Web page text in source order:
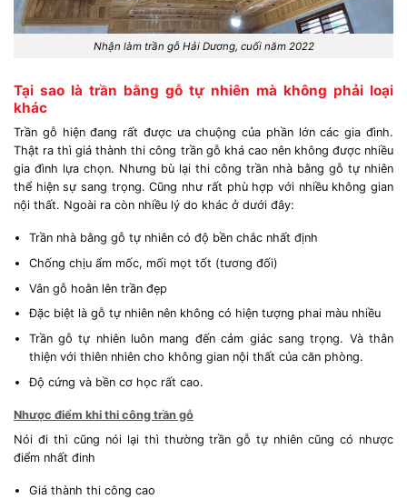
Nhận làm trần gỗ Hải Dương, cuối năm 2022
Tại sao là trần bằng gỗ tự nhiên mà không phải loại
khác
Trần gỗ hiện đang rất được ưa chuộng của phần lớn các gia đình.
Thật ra thì giá thành thi công trần gỗ khá cao nên không được nhiều
gia đình lựa chọn. Nhưng bù lại thi công trần nhà bằng gỗ tự nhiên
thể hiện sự sang trọng. Cũng như rất phù hợp với nhiều không gian
nội thất. Ngoài ra còn nhiều lý do khác ở dưới đây:
Trần nhà bằng gỗ tự nhiên có độ bền chắc nhất định
Chống chịu ẩm mốc, mối mọt tốt (tương đối)
Vân gỗ hoằn lên trần đẹp
Đặc biệt là gỗ tự nhiên nên không có hiện tượng phai màu nhiều
Trần gỗ tự nhiên luôn mang đến cảm giác sang trọng. Và thân
thiện với thiên nhiên cho không gian nội thất của căn phòng.
Độ cứng và bền cơ học rất cao.
Nhược điểm khi thi công trần gỗ
Nói đi thì cũng nói lại thì thường trần gỗ tự nhiên cũng có nhược
điểm nhất đinh
Giá thành thi công cao